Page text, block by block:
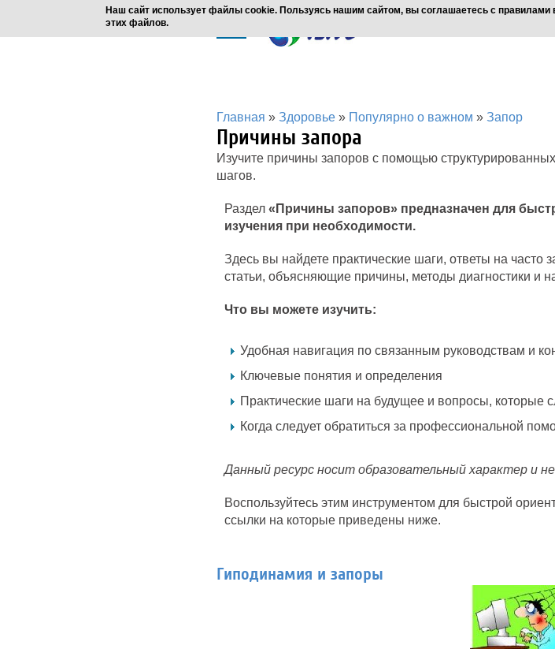
Наш сайт использует файлы cookie. Пользуясь нашим сайтом, вы соглашаетесь с правилами
этих файлов.
Главная » Здоровье» Популярно о важном » Запор
Причины запора
Изучите причины запоров с помощью
шагов.
Раздел «Причины запоров» предназначен для
изучения при необходимости.
Здесь вы найдете практические шаги, ответы на
статьи, объясняющие причины, методы диагностики и
Что вы можете изучить:
Удобная навигация по связанным руководствам и
Ключевые понятия и определения
Практические шаги на будущее и вопросы, которые
Когда следует обратиться за профессиональной
Данный ресурс носит образовательный характер и
Воспользуйтесь этим инструментом для быстрой
ссылки на которые приведены ниже.
Гиподинамия и запоры